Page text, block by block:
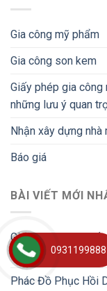
Gia công mỹ phẩm
Gia công son kem
Giấy phép gia công
những lưu ý quan
Nhận xây dựng nhà
Báo giá
BÀI VIẾT MỚI
Gia Công Kem
Đột Phá Cho Brand
Phác Đồ Phục Hồi
0931199888